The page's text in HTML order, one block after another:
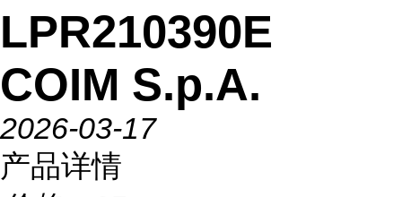
LPR210390E
COIM S.p.A.
2026-03-17
产品详情